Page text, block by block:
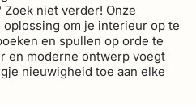
niet verder! Onze
om je interieur op te
en spullen op orde te
en moderne ontwerp voegt
nieuwigheid toe aan elke